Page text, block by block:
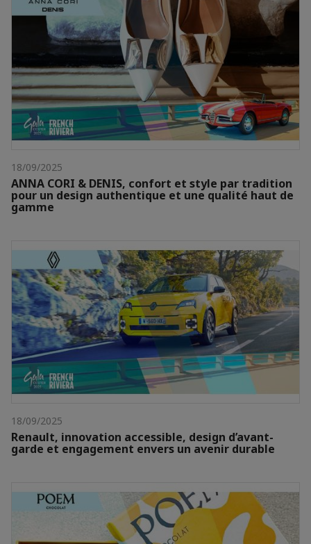
18/09/2025
ANNA CORI & DENIS, confort et style par tradition
pour un design authentique et une qualité haut de
gamme
18/09/2025
Renault, innovation accessible, design d’avant-
garde et engagement envers un avenir durable